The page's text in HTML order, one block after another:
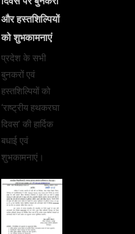
और हस्तशिल्पियों
को शुभकामनाएं
प्रदेश के सभी
बुनकरों एवं
हस्तशिल्पियों को
‘राष्ट्रीय हथकरघा
दिवस’ की हार्दिक
बधाई एवं
शुभकामनाएं।